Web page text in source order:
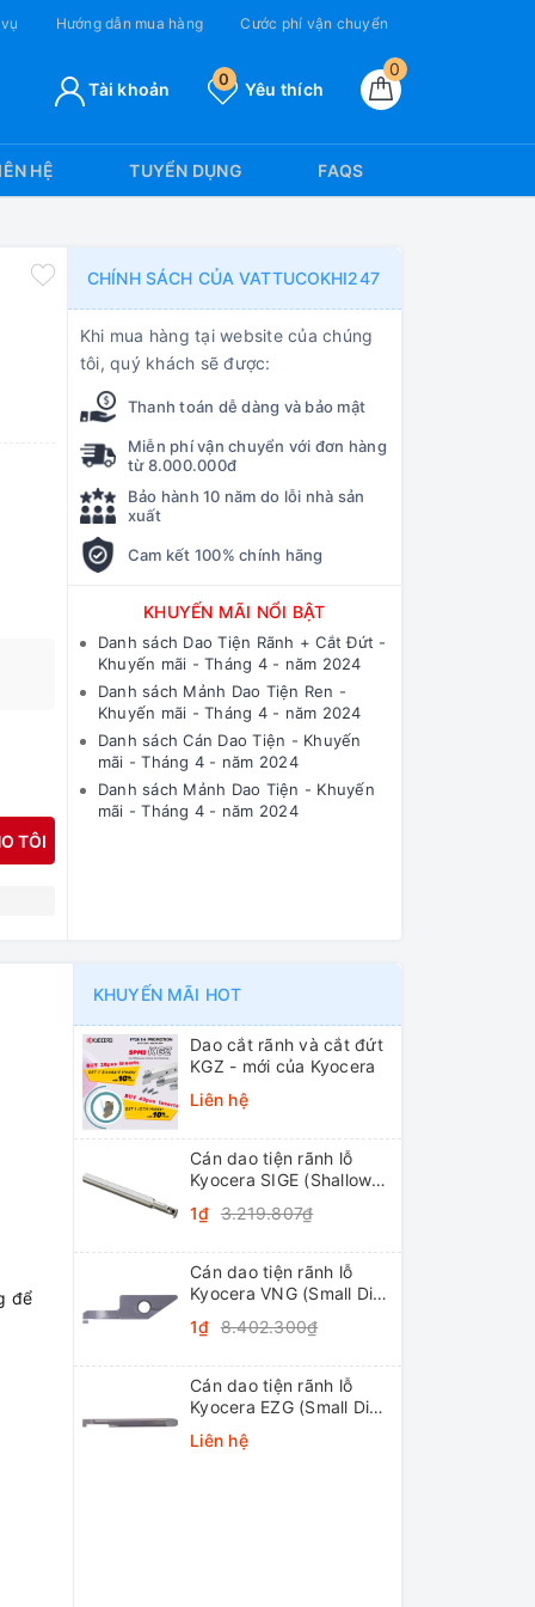
Hướng dẫn mua hàng Cước phí vận chuyển
0
Yêu thích
0
Tài khoản
HỆ TUYỂN DỤNG FAQS
TÔI
CHÍNH SÁCH CỦA VATTUCOKHI247
Khi mua hàng tại website của chúng
tôi, quý khách sẽ được:
Thanh toán dễ dàng và bảo mật
Miễn phí vận chuyển với đơn hàng
từ 8.000.000đ
Bảo hành 10 năm do lỗi nhà sản
xuất
Cam kết 100% chính hãng
KHUYẾN MÃI NỔI BẬT
Danh sách Dao Tiện Rãnh + Cắt Đứt -
Khuyến mãi - Tháng 4 - năm 2024
Danh sách Mảnh Dao Tiện Ren -
Khuyến mãi - Tháng 4 - năm 2024
Danh sách Cán Dao Tiện - Khuyến
mãi - Tháng 4 - năm 2024
Danh sách Mảnh Dao Tiện - Khuyến
mãi - Tháng 4 - năm 2024
để
KHUYẾN MÃI HOT
Dao cắt rãnh và cắt đứt
KGZ - mới của Kyocera
Liên hệ
Cán dao tiện rãnh lỗ
Kyocera SIGE (Shallow
1₫ 3.219.807₫
Cán dao tiện rãnh lỗ
Kyocera VNG (Small Dia.
System Tip-Bars)
1₫ 8.402.300₫
Cán dao tiện rãnh lỗ
Kyocera EZG (Small Dia.
Bars)
Liên hệ